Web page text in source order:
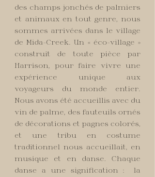
des champs jonchés de palmiers
et animaux en tout genre, nous
sommes arrivées dans le village
de Mida-Creek. Un « éco-village »
construit de toute pièce par
Harrison, pour faire vivre une
expérience unique aux
voyageurs du monde entier.
Nous avons été accueillis avec du
vin de palme, des fauteuils ornés
de décorations et pagnes colorés,
et une tribu en costume
traditionnel nous accueillait, en
musique et en danse. Chaque
danse a une signification : la